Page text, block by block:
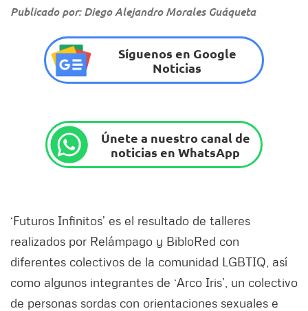
Publicado por: Diego Alejandro Morales Guáqueta
Síguenos en Google
Noticias
Únete a nuestro canal de
noticias en WhatsApp
‘Futuros Infinitos’ es el resultado de talleres
realizados por Relámpago y BibloRed con
diferentes colectivos de la comunidad LGBTIQ, así
como algunos integrantes de ‘Arco Iris’, un colectivo
de personas sordas con orientaciones sexuales e